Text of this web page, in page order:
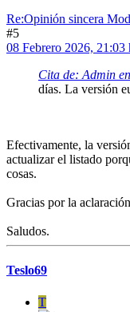
Re:Opinión sincera
#5
08 Febrero 2026, 21:03
Cita de: Admin
días. La versión
Efectivamente, la
actualizar el listado
cosas.
Gracias por la
Saludos.
Teslo69
T